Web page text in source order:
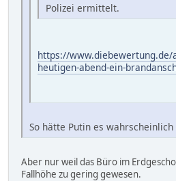
Polizei ermittelt.
https://www.diebewertung.de/
heutigen-abend-ein-
So hätte Putin es
Aber nur weil das Büro im
Fallhöhe zu gering gewesen.